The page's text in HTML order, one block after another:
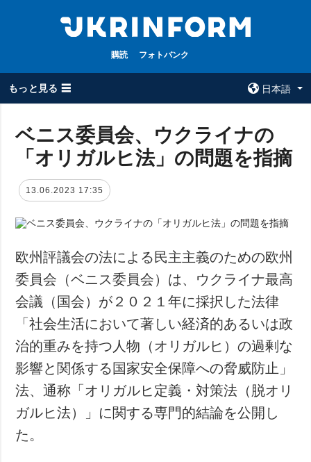
購読 フォトバンク
もっと見る ☰
日本語
全てのトピック
被占領地
政治
防衛
社会・文化
スポーツ
犯罪
事故・緊急事態
ウクルインフォ
ルム
コンタクト
追加 サービス
購読
ベニス委員会、ウクライナの
「オリガルヒ法」の問題を指摘
13.06.2023 17:35
欧州評議会の法による民主主義のための欧州
委員会（ベニス委員会）は、ウクライナ最高
会議（国会）が２０２１年に採択した法律
「社会生活において著しい経済的あるいは政
治的重みを持つ人物（オリガルヒ）の過剰な
影響と関係する国家安全保障への脅威防止」
法、通称「オリガルヒ定義・対策法（脱オリ
ガルヒ法）」に関する専門的結論を公開し
た。